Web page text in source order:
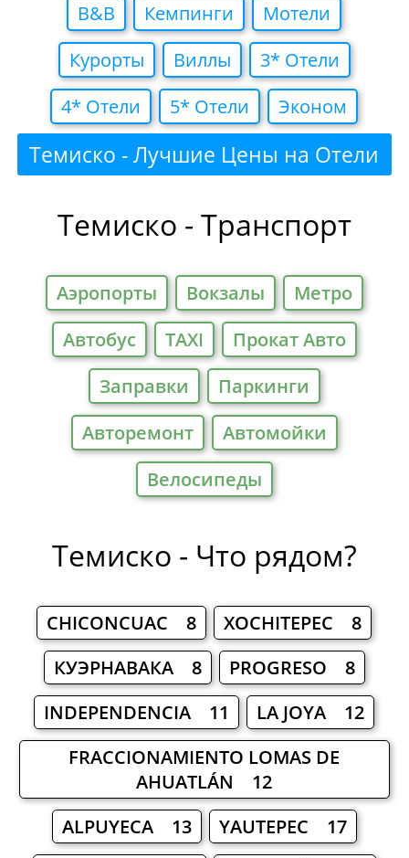
B&B
Кемпинги
Мотели
Курорты
Виллы
3* Отели
4* Отели
5* Отели Эконом
Темиско - Лучшие Цены на Отели
Темиско - Транспорт
Аэропорты Вокзалы
Метро
Автобус
TAXI
Прокат Авто
Заправки
Паркинги
Авторемонт
Автомойки
Велосипеды
Темиско - Что рядом?
CHICONCUAC 8
XOCHITEPEC 8
КУЭРНАВАКА 8
PROGRESO 8
INDEPENDENCIA 11
LA JOYA 12
FRACCIONAMIENTO LOMAS DE
AHUATLÁN 12
ALPUYECA 13
YAUTEPEC 17